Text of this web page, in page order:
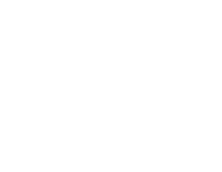
¿No ha encontrado lo